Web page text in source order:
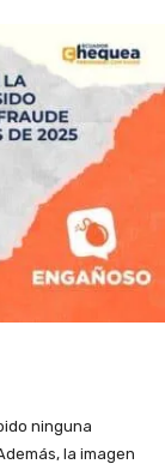
ninguna
la imagen